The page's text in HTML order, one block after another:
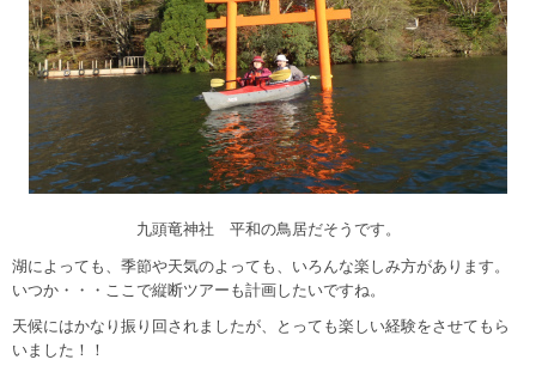
九頭竜神社 平和の鳥居だそうです。
湖によっても、季節や天気のよっても、いろんな楽しみ方があります。
いつか・・・ここで縦断ツアーも計画したいですね。
天候にはかなり振り回されましたが、とっても楽しい経験をさせてもら
いました！！